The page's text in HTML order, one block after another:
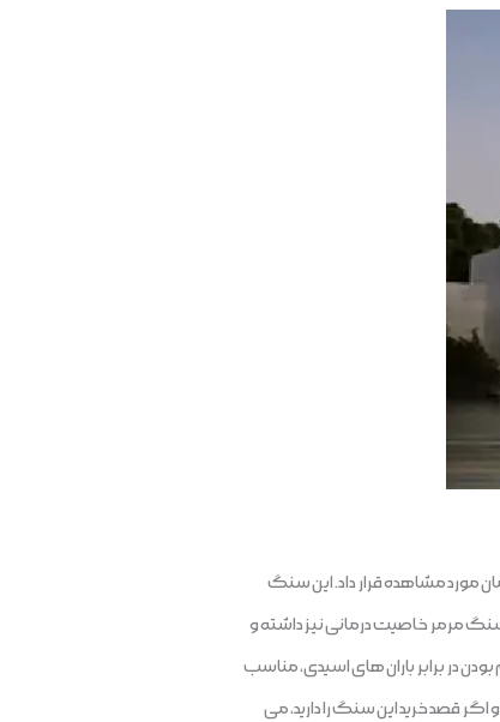
مورد مشاهده قرار داد. این سنگ
سنگ مرمر خاصیت درمانی نیز داشته و
در برابر باران های اسیدی، مناسب
اگر قصد خرید این سنگ را دارید، می